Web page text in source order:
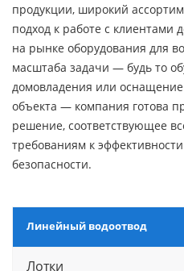
продукции, широкий
подход к работе с клиентами
на рынке оборудования для
масштаба задачи — будь то
домовладения или
объекта — компания готова
решение, соответствующее
требованиям к
безопасности.
Линейный водоотвод
Лотки